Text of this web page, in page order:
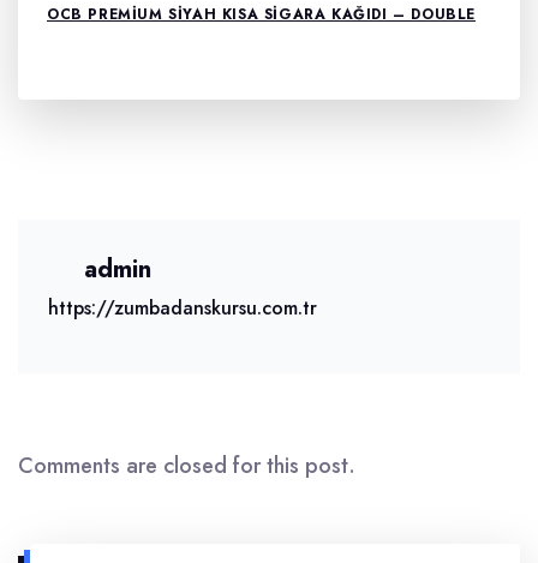
OCB PREMIUM SIYAH KISA SIGARA KAĞIDI – DOUBLE
admin
https://zumbadanskursu.com.tr
Comments are closed for this post.